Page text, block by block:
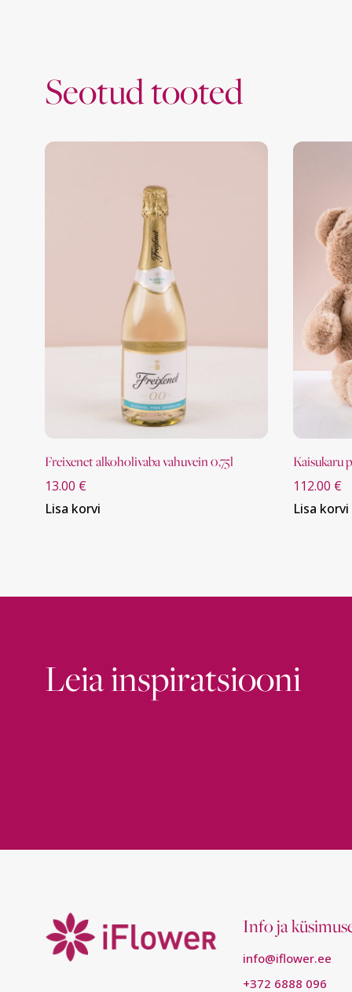
Seotud tooted
freixenet alkoholivaba vahuvein 0,75l
13.00 €
Lisa korvi
112.00 €
Lisa korvi
Leia inspiratsiooni
Info ja
info@iflower.ee
+372 6888 096